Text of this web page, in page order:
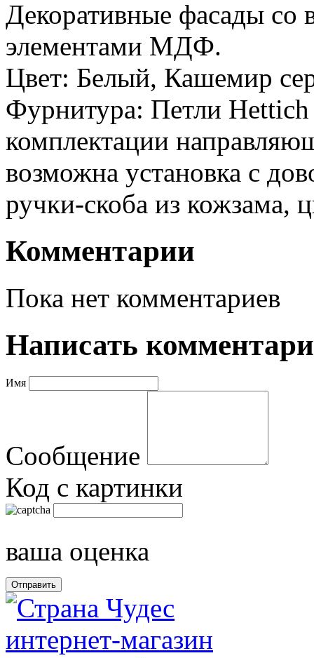
Декоративные фасады со
элементами МДФ.
Цвет: Белый, Кашемир
Фурнитура: Петли
комплектации
возможна установка с
ручки-скоба из кожзама,
Комментарии
Пока нет комментариев
Написать
Имя
Сообщение
Код с картинки
ваша оценка